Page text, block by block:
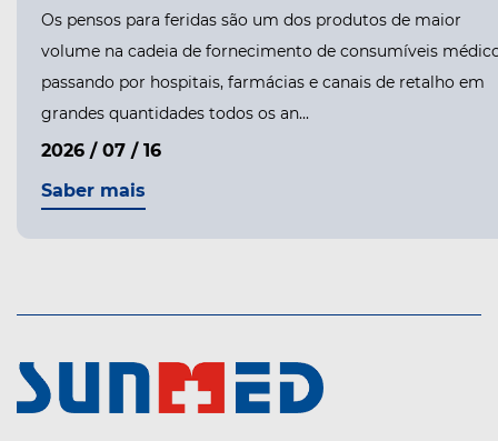
Os pensos para feridas são um dos produtos de maior
volume na cadeia de fornecimento de consumíveis
passando por hospitais, farmácias e canais de retalho em
grandes quantidades todos os an...
2026 / 07 / 16
Saber mais